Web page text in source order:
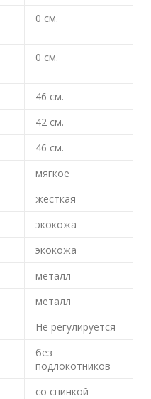
0 см.
0 см.
46 см.
42 см.
46 см.
мягкое
жесткая
экокожа
экокожа
металл
металл
Не регулируется
без
подлокотников
со спинкой